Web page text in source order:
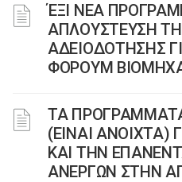
ΈΞΙ ΝΕΑ
AΠΛΟΥΣΤΕΥΣΗ
ΑΔΕΙΟΔΟΤΗΣΗΣ
ΦΟΡΟΥΜ
ΤΑ
(ΕΙΝΑΙ ΑΝΟΙΧΤΑ)
ΚΑΙ ΤΗΝ
ΑΝΕΡΓΩΝ ΣΤΗΝ